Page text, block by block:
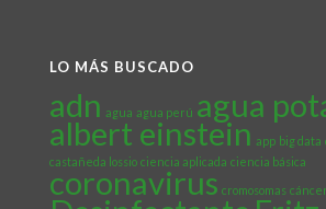
LO MÁS BUSCADO
adn agua agua perú agua
albert einstein app big data
castañeda lossio ciencia aplicada ciencia básica
coronavirus cromosomas cáncer